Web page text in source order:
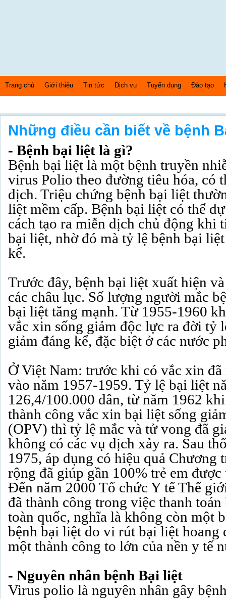
Trang chủ Giới thiệu Tin tức Dịch vụ Tuyển dụng Đào tạo
Những điều cần biết về bệnh
- Bệnh bại liệt là gì?
Bệnh bại liệt là một bệnh truyền
virus Polio theo đường tiêu hóa, có
dịch. Triệu chứng bệnh bại liệt
liệt mềm cấp. Bệnh bại liệt có thể
cách tạo ra miễn dịch chủ động khi
bại liệt, nhờ đó mà tỷ lệ bệnh bại
kể.
Trước đây, bệnh bại liệt xuất hiện
các châu lục. Số lượng người mắc
bại liệt tăng mạnh. Từ 1955-1960
vắc xin sống giảm độc lực ra đời tỷ
giảm đáng kể, đặc biệt ở các nước
Ở Việt Nam: trước khi có vắc xin
vào năm 1957-1959. Tỷ lệ bại liệt
126,4/100.000 dân, từ năm 1962
thành công vắc xin bại liệt sống
(OPV) thì tỷ lệ mắc và tử vong đã
không có các vụ dịch xảy ra. Sau
1975, áp dụng có hiệu quả Chương
rộng đã giúp gần 100% trẻ em
Đến năm 2000 Tổ chức Y tế Thế
đã thành công trong việc thanh
toàn quốc, nghĩa là không còn một
bệnh bại liệt do vi rút bại liệt hoang
một thành công to lớn của nền y tế
- Nguyên nhân bệnh Bại liệt
Virus polio là nguyên nhân gây